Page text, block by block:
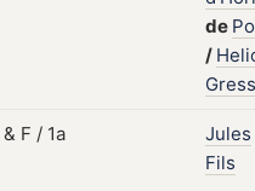
de
/
Jules
Fils